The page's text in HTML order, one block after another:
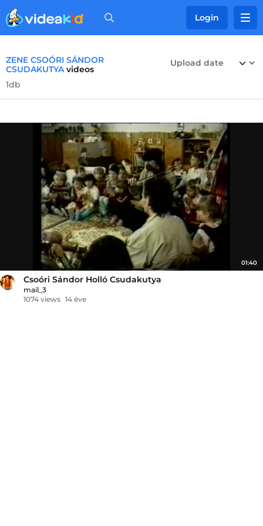
Login
ZENE CSOÓRI SÁNDOR
CSUDAKUTYAvideos
1db
01:40
Csoóri Sándor Holló Csudakutya
mail_3
1074 views 14 éve